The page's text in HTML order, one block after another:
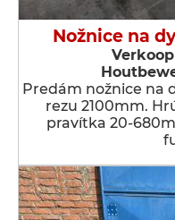
Nožnice na
Predám nožnice na
rezu 2100mm.
pravítka 20-